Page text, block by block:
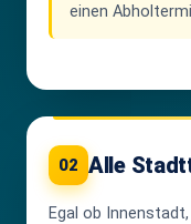
einen
02 Alle
Egal ob